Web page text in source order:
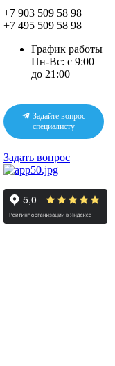
+7 903 509 58 98
+7 495 509 58 98
График работы
Пн-Вс: с 9:00
до 21:00
Задайте вопрос
специалисту
Задать вопрос